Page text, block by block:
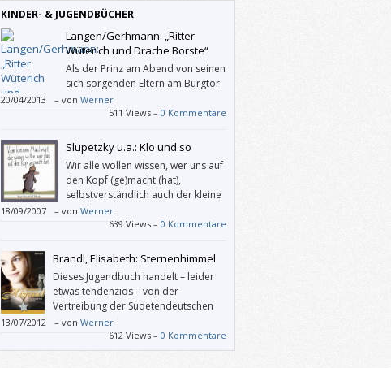
KINDER- & JUGENDBÜCHER
Langen/Gerhmann: „Ritter
Wüterich und Drache Borste“
Als der Prinz am Abend von seinen
sich sorgenden Eltern am Burgtor
empfangen wird, ist allen klar,
dass dies nicht sein letztes echtes Abenteuer
gewesen sein kann. Noch dazu, wo draußen im
finsteren Wald ein Freund auf ihn wartet, das
Drachenkind Borste. Es kann also gut sein, dass
Annette Langen (die Hase-„Felix“-Erfinderin) ein
paar weitere Wüterich-Bücher schreiben wird.
Die Geschichte von diesem Band ist jedenfalls
ebenso entzückend wie die Illustrationen von
20/04/2013 – von Werner
511 Views – 0 Kommentare
Slupetzky u.a.: Klo und so
Wir alle wollen wissen, wer uns auf
den Kopf (ge)macht (hat),
selbstverständlich auch der kleine
Maulwurf. – Und was macht ein
kleiner Junge, der schon allein aufs Klo gehen
kann, wenn dieses (etwa von seinem lesenden
Bruder) viel zu lange okkupiert wird? Richtig: Er
scheißt drauf.
18/09/2007 – von Werner
639 Views – 0 Kommentare
Brandl, Elisabeth: Sternenhimmel
Dieses Jugendbuch handelt – leider
etwas tendenziös – von der
Vertreibung der Sudetendeutschen
aus ihrer Heimat. Ansonsten
vermittelt es zielgruppengerecht, was es
bedeutet, aus der Heimat vertrieben zu werden,
13/07/2012 – von Werner
612 Views – 0 Kommentare